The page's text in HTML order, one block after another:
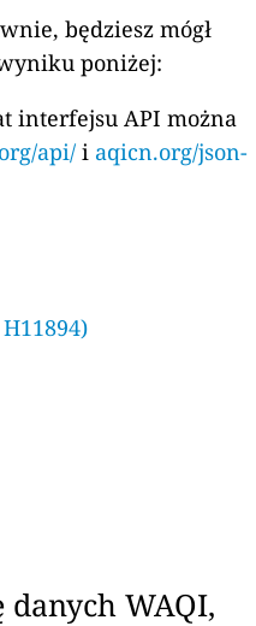
będziesz mógł
poniżej:
interfejsu API można
api/ i aqicn.org/json-
WAQI,